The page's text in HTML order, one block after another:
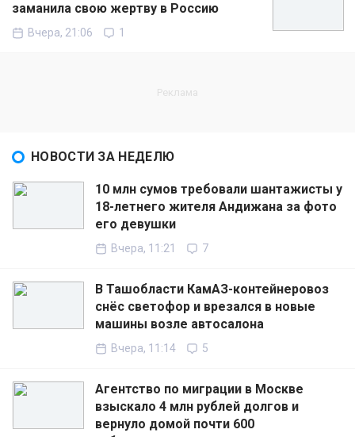
заманила свою жертву в Россию
Вчера, 21:06 1
НОВОСТИ ЗА НЕДЕЛЮ
10 млн сумов требовали шантажисты у
18-летнего жителя Андижана за фото
его девушки
Вчера, 11:21 7
В Ташобласти КамАЗ-контейнеровоз
снёс светофор и врезался в новые
машины возле автосалона
Вчера, 11:14 5
Агентство по миграции в Москве
взыскало 4 млн рублей долгов и
вернуло домой почти 600